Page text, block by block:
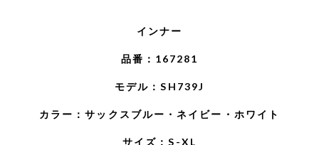
インナー
品番：167281
モデル：SH739J
カラー：サックスブルー・ネイビー・ホワイト
サイズ：S-XL